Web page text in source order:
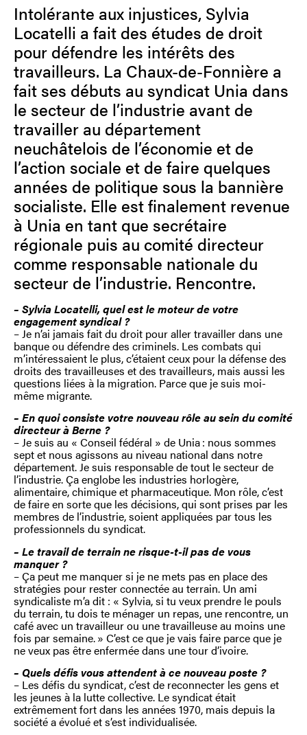
Intolérante aux injustices, Sylvia
Locatelli a fait des études de droit
pour défendre les intérêts des
travailleurs. La Chaux-de-Fonnière a
fait ses débuts au syndicat Unia dans
le secteur de l’industrie avant de
travailler au département
neuchâtelois de l’économie et de
l’action sociale et de faire quelques
années de politique sous la bannière
socialiste. Elle est finalement revenue
à Unia en tant que secrétaire
régionale puis au comité directeur
comme responsable nationale du
secteur de l’industrie. Rencontre.
– Sylvia Locatelli, quel est le moteur de votre
engagement syndical ?
– Je n’ai jamais fait du droit pour aller travailler dans une
banque ou défendre des criminels. Les combats qui
m’intéressaient le plus, c’étaient ceux pour la défense des
droits des travailleuses et des travailleurs, mais aussi les
questions liées à la migration. Parce que je suis moi-
même migrante.
– En quoi consiste votre nouveau rôle au sein du comité
directeur à Berne ?
– Je suis au « Conseil fédéral » de Unia : nous sommes
sept et nous agissons au niveau national dans notre
département. Je suis responsable de tout le secteur de
l’industrie. Ça englobe les industries horlogère,
alimentaire, chimique et pharmaceutique. Mon rôle, c’est
de faire en sorte que les décisions, qui sont prises par les
membres de l’industrie, soient appliquées par tous les
professionnels du syndicat.
– Le travail de terrain ne risque-t-il pas de vous
manquer ?
– Ça peut me manquer si je ne mets pas en place des
stratégies pour rester connectée au terrain. Un ami
syndicaliste m’a dit : « Sylvia, si tu veux prendre le pouls
du terrain, tu dois te ménager un repas, une rencontre, un
café avec un travailleur ou une travailleuse au moins une
fois par semaine. » C’est ce que je vais faire parce que je
ne veux pas être enfermée dans une tour d’ivoire.
– Quels défis vous attendent à ce nouveau poste ?
– Les défis du syndicat, c’est de reconnecter les gens et
les jeunes à la lutte collective. Le syndicat était
extrêmement fort dans les années 1970, mais depuis la
société a évolué et s’est individualisée.